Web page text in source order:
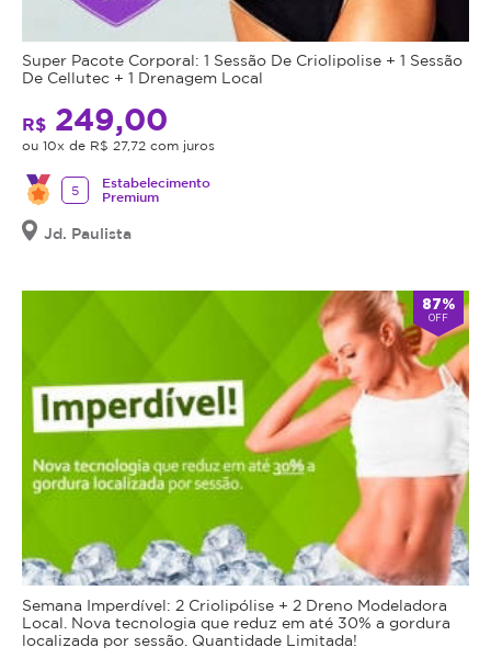
Super Pacote Corporal: 1 Sessão De Criolipolise + 1 Sessão
De Cellutec + 1 Drenagem Local
R$ 249,00
ou 10x de R$ 27,72 com juros
5
Estabelecimento
Premium
Jd. Paulista
87%
OFF
Semana Imperdível: 2 Criolipólise + 2 Dreno Modeladora
Local. Nova tecnologia que reduz em até 30% a gordura
localizada por sessão. Quantidade Limitada!